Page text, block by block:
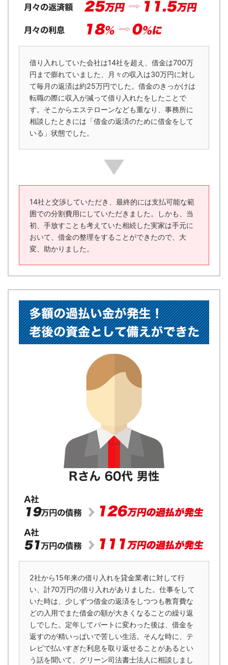
借り入れしていた会社は14社を超え、借金は700万
円まで膨れていました、月々の収入は30万円に対し
て毎月の返済は約25万円でした。借金のきっかけは
転職の際に収入が減って借り入れたをしたことで
す。そこからエステローンなども重なり、事務所に
相談したときには「借金の返済のために借金をして
いる」状態でした。
14社と交渉していただき、最終的には支払可能な範
囲での分割費用にしていただきました。しかも、当
初、手放すことも考えていた相続した実家は手元に
おいて、借金の整理をすることができたので、大
変、助かりました。
2社から15年来の借り入れを貸金業者に対して行
い、計70万円の借り入れがありました。仕事をして
いた時は、少しずつ借金の返済をしつつも教育費な
どの入用でまた借金の額が大きくなることの繰り返
しでした。定年してパートに変わった後は、借金を
返すのが精いっぱいで苦しい生活。そんな時に、テ
レビで払いすぎた利息を取り返せることがあるとい
う話を聞いて、グリーン司法書士法人に相談しまし